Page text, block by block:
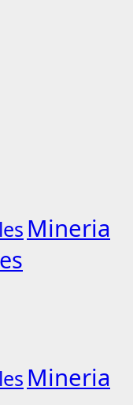
Mineria
Mineria